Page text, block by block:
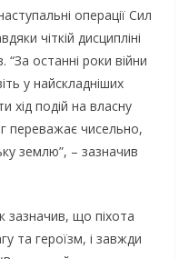
операції Сил
чіткій дисципліні
“За останні роки війни
у найскладніших
хід подій на власну
переважає чисельно,
землю”, – зазначив
зазначив, що піхота
та героїзм, і завжди